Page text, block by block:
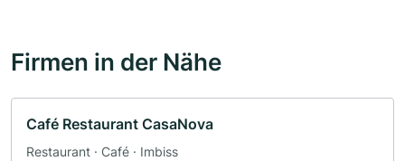
Firmen in der Nähe
Café Restaurant CasaNova
Restaurant · Café · Imbiss